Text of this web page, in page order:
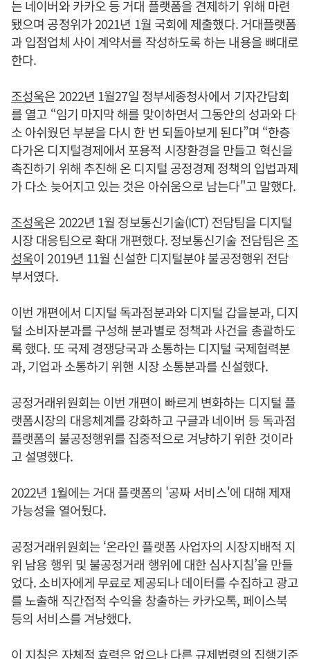
는 네이버와 카카오 등 거대 플랫폼을 견제하기 위해 마련
됐으며 공정위가 2021년 1월 국회에 제출했다. 거대플랫폼
과 입점업체 사이 계약서를 작성하도록 하는 내용을 뼈대로
한다.
조성욱은 2022년 1월27일 정부세종청사에서 기자간담회
를 열고 “임기 마지막 해를 맞이하면서 그동안의 성과와 다
소 아쉬웠던 부분을 다시 한 번 되돌아보게 된다”며 “한층
다가온 디지털경제에서 포용적 시장환경을 만들고 혁신을
촉진하기 위해 추진해 온 디지털 공정경제 정책의 입법과제
가 다소 늦어지고 있는 것은 아쉬움으로 남는다"고 말했다.
조성욱은 2022년 1월 정보통신기술(ICT) 전담팀을 디지털
시장 대응팀으로 확대 개편했다. 정보통신기술 전담팀은조
성욱이 2019년 11월 신설한 디지털분야 불공정행위 전담
부서였다.
이번 개편에서 디지털 독과점분과와 디지털 갑을분과, 디지
털 소비자분과를 구성해 분과별로 정책과 사건을 총괄하도
록 했다. 또 국제 경쟁당국과 소통하는 디지털 국제협력분
과, 기업과 소통하기 위핸 시장 소통분과를 신설했다.
공정거래위원회는 이번 개편이 빠르게 변화하는 디지털 플
랫폼시장의 대응체계를 강화하고 구글과 네이버 등 독과점
플랫폼의 불공정행위를 집중적으로 겨냥하기 위한 것이라
고 설명했다.
2022년 1월에는 거대 플랫폼의 '공짜 서비스'에 대해 제재
가능성을 열어뒀다.
공정거래위원회는 ‘온라인 플랫폼 사업자의 시장지배적 지
위 남용 행위 및 불공정거래 행위에 대한 심사지침’을 만들
었다. 소비자에게 무료로 제공되나 데이터를 수집하고 광고
를 노출해 직간접적 수익을 창출하는 카카오톡, 페이스북
등의 서비스를 겨낭했다.
이 지침은 자체적 효력은 없으나 다른 규제법령의 집행기준